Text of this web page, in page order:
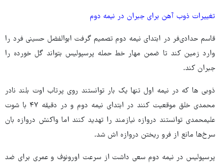
تغییرات ذوب آهن برای جبران در نیمه دوم
قاسم حدادی‌فر در ابتدای نیمه دوم تصمیم گرفت ابوالفضل حسینی فرد را
وارد زمین کند تا ضمن مهار خط حمله پرسپولیس بتواند گل خورده را
جبران کند.
ذوبی ها که در نیمه اول تنها یک بار توانستند روی پرتاب اوت بلند نادر
محمدی خلق موقعیت کنند در ابتدای نیمه دوم و در دقیقه ۴۷ با شوت
علیمحمدی توانستند دروازه نیازمند را تهدید کنند اما واکنش دروازه بان
سرخ‌ها مانع از فرو ریختن دروازه اش شد.
پرسپولیس در نیمه دوم سعی داشت از سرعت اورونوف و عمری برای ضد